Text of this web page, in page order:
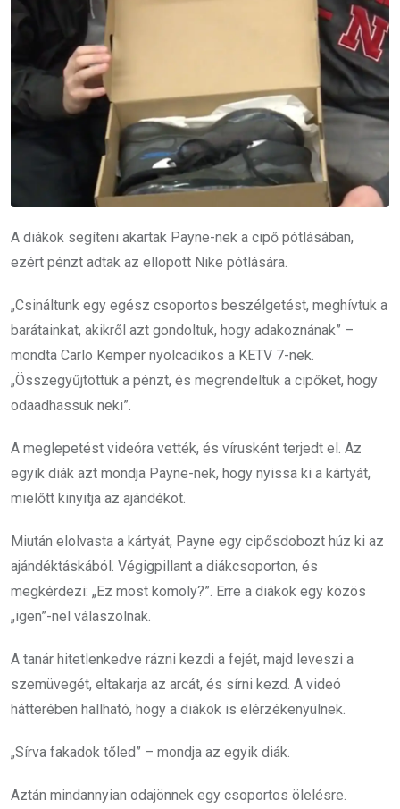
A diákok segíteni akartak Payne-nek a cipő pótlásában,
ezért pénzt adtak az ellopott Nike pótlására.
„Csináltunk egy egész csoportos beszélgetést, meghívtuk a
barátainkat, akikről azt gondoltuk, hogy adakoznának” –
mondta Carlo Kemper nyolcadikos a KETV 7-nek.
„Összegyűjtöttük a pénzt, és megrendeltük a cipőket, hogy
odaadhassuk neki”.
A meglepetést videóra vették, és vírusként terjedt el. Az
egyik diák azt mondja Payne-nek, hogy nyissa ki a kártyát,
mielőtt kinyitja az ajándékot.
Miután elolvasta a kártyát, Payne egy cipősdobozt húz ki az
ajándéktáskából. Végigpillant a diákcsoporton, és
megkérdezi: „Ez most komoly?”. Erre a diákok egy közös
„igen”-nel válaszolnak.
A tanár hitetlenkedve rázni kezdi a fejét, majd leveszi a
szemüvegét, eltakarja az arcát, és sírni kezd. A videó
hátterében hallható, hogy a diákok is elérzékenyülnek.
„Sírva fakadok tőled” – mondja az egyik diák.
Aztán mindannyian odajönnek egy csoportos ölelésre.